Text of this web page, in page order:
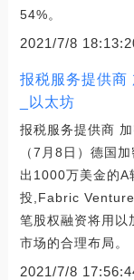
54%。
2021/7/8
报税服务提供商
_以太坊
报税服务提供商
（7月8日）德国
出1000万美金的A
投,Fabric
笔股权融资将用以
市场的合理布局。
2021/7/8